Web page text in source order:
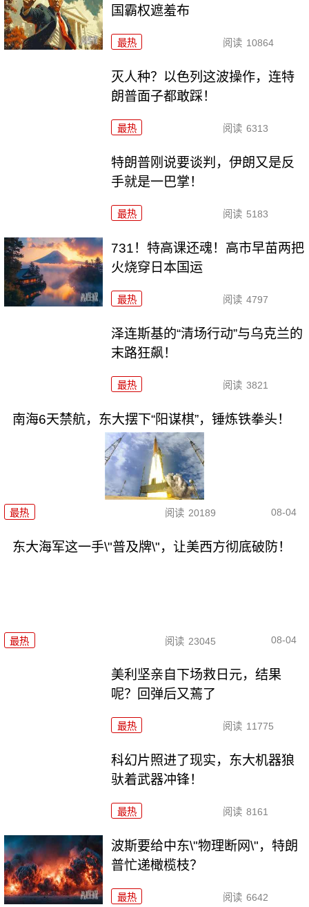
国霸权遮羞布
最热 阅读 10864
灭人种？以色列这波操作，连特
朗普面子都敢踩！
最热 阅读 6313
特朗普刚说要谈判，伊朗又是反
手就是一巴掌！
最热 阅读 5183
731！特高课还魂！高市早苗两把
火烧穿日本国运
最热 阅读 4797
泽连斯基的“清场行动”与乌克兰的
末路狂飙！
最热 阅读 3821
南海6天禁航，东大摆下“阳谋棋”，锤炼铁拳头！
最热 阅读 20189 08-04
东大海军这一手\"普及牌\"，让美西方彻底破防！
最热 阅读 23045 08-04
美利坚亲自下场救日元，结果
呢？回弹后又蔫了
最热 阅读 11775
科幻片照进了现实，东大机器狼
驮着武器冲锋！
最热 阅读 8161
波斯要给中东\"物理断网\"，特朗
普忙递橄榄枝？
最热 阅读 6642